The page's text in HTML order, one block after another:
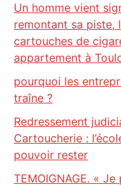
Un homme vient
remontant sa piste,
cartouches de
appartement à
pourquoi les
traîne ?
Redressement
Cartoucherie :
pouvoir rester
TEMOIGNAGE. «